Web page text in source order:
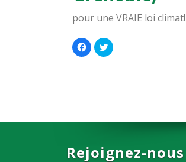
pour une VRAIE loi
Cliquez
pour
partager
Cliquez
pour
Rejoignez-nous